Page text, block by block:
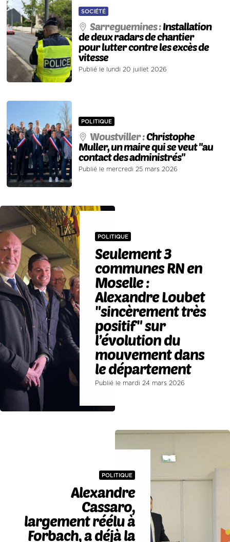
SOCIÉTÉ
Sarreguemines :Installation
de deux radars de chantier
pour lutter contre les excès de
vitesse
Publié le lundi 20 juillet 2026
POLITIQUE
Woustviller :Christophe
Muller, un maire qui se veut "au
contact des administrés"
Publié le mercredi 25 mars 2026
POLITIQUE
Seulement 3
communes RN en
Moselle :
Alexandre Loubet
"sincèrement très
positif" sur
l’évolution du
mouvement dans
le département
Publié le mardi 24 mars 2026
POLITIQUE
Alexandre
Cassaro,
largement réélu à
Forbach, a déjà la